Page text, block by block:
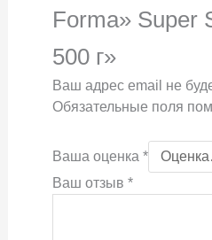
Forma» Super
500 г»
Ваш адрес email не
Обязательные поля
Ваша оценка *
Ваш отзыв *